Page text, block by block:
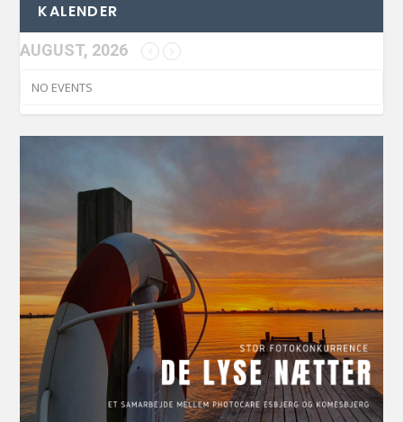
KALENDER
AUGUST, 2026
NO EVENTS